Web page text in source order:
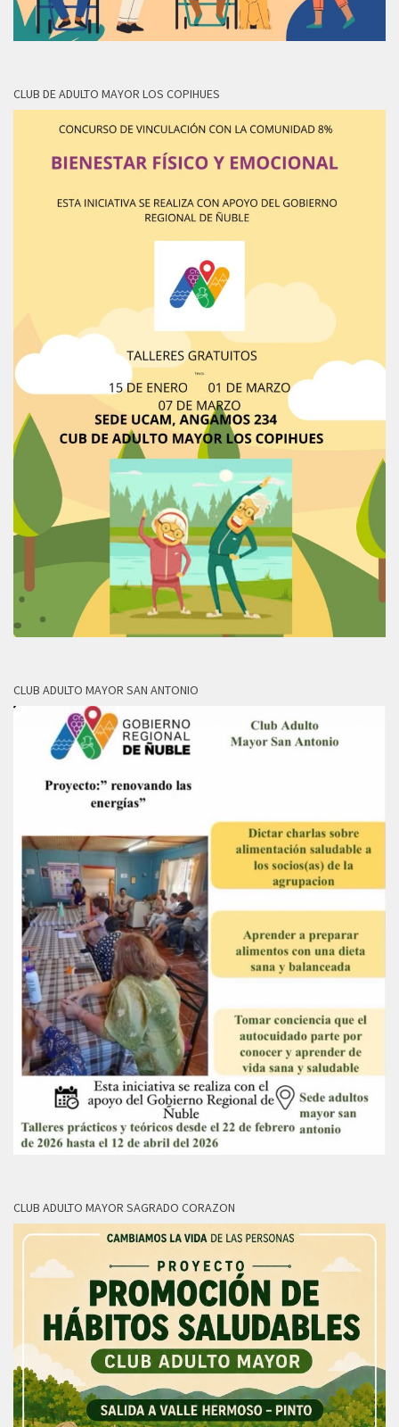
CLUB DE ADULTO MAYOR LOS COPIHUES
CLUB ADULTO MAYOR SAN ANTONIO
CLUB ADULTO MAYOR SAGRADO CORAZON